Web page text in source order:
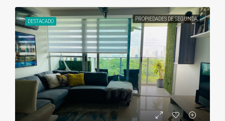
DESTACADO PROPIEDADES DE SEGUNDA